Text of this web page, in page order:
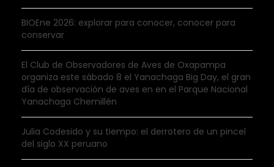
BIOEne 2026: explorar para conocer, conocer para
conservar
El Club de Observadores de Aves de Oxapampa
organiza este sábado 8 el Yanachaga Big Day, el gran
día de observación de aves en en el Parque Nacional
Yanachaga Chemillén
Julia Codesido y su tiempo: el derrotero de un pincel
del siglo XX peruano